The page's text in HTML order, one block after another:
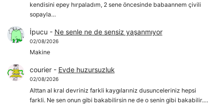
kendisini epey hırpaladım, 2 sene öncesinde babaannem çivili
sopayla…
İpucu - Ne senle ne de sensiz yaşanmıyor
02/08/2026
Makine
courier- Evde huzursuzluk
02/08/2026
Alttan al kral devriniz farkli kaygılarıniz dusunceleriniz hepsi
farkli. Ne sen onun gibi bakabilirsin ne de o senin gibi bakabilir.…